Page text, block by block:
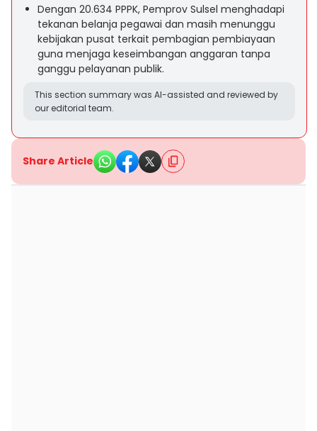
Dengan 20.634 PPPK, Pemprov Sulsel menghadapi
tekanan belanja pegawai dan masih menunggu
kebijakan pusat terkait pembagian pembiayaan
guna menjaga keseimbangan anggaran tanpa
ganggu pelayanan publik.
This section summary was AI-assisted and reviewed by
our editorial team.
Share Article